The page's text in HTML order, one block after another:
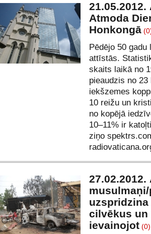
Atmoda
Honkongā
Pēdējo 50
attīstās.
skaits laikā no
pieaudzis no
iekšzemes
10 reižu un
no kopējā
10–11% ir
ziņo
cilvēkus un
ievainojot (0)